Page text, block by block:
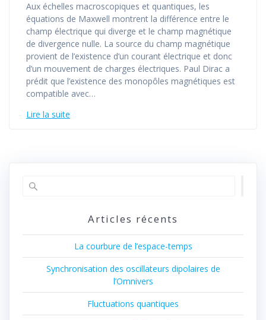
Aux échelles macroscopiques et quantiques, les
équations de Maxwell montrent la différence entre le
champ électrique qui diverge et le champ magnétique
de divergence nulle. La source du champ magnétique
provient de l’existence d’un courant électrique et donc
d’un mouvement de charges électriques. Paul Dirac a
prédit que l’existence des monopôles magnétiques est
compatible avec…
Lire la suite
Articles récents
La courbure de l’espace-temps
Synchronisation des oscillateurs dipolaires de
l’Omnivers
Fluctuations quantiques